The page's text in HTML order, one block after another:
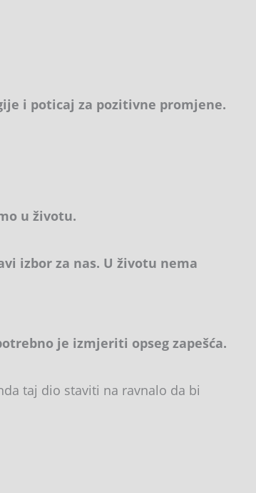
i poticaj za pozitivne promjene.
u životu.
izbor za nas. U životu nema
je izmjeriti opseg zapešća.
taj dio staviti na ravnalo da bi